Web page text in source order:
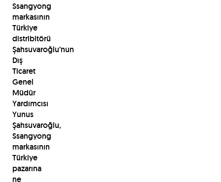
Ssangyong
markasının
Türkiye
distribitörü
Şahsuvaroğlu’nun
Dış
Ticaret
Genel
Müdür
Yardımcısı
Yunus
Şahsuvaroğlu,
Ssangyong
markasının
Türkiye
pazarına
ne